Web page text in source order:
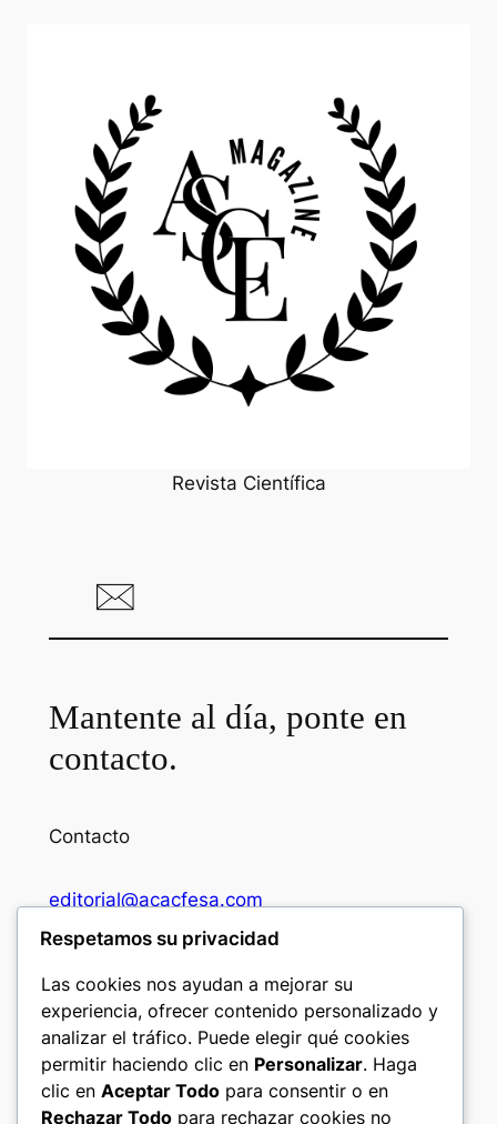
Revista Científica
Mantente al día, ponte en
contacto.
Contacto
editorial@acacfesa.com
Quito: +593 97 914 5699
Seguir
Respetamos su privacidad
Las cookies nos ayudan a mejorar su
experiencia, ofrecer contenido personalizado y
analizar el tráfico. Puede elegir qué cookies
permitir haciendo clic en Personalizar. Haga
clic en Aceptar Todo para consentir o en
Rechazar Todo para rechazar cookies no